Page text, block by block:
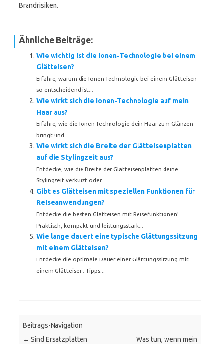
Brandrisiken.
Ähnliche Beiträge:
Wie wichtig ist die Ionen-Technologie bei einem
Glätteisen?
Erfahre, warum die Ionen-Technologie bei einem Glätteisen
so entscheidend ist...
Wie wirkt sich die Ionen-Technologie auf mein
Haar aus?
Erfahre, wie die Ionen-Technologie dein Haar zum Glänzen
bringt und...
Wie wirkt sich die Breite der Glätteisenplatten
auf die Stylingzeit aus?
Entdecke, wie die Breite der Glätteisenplatten deine
Stylingzeit verkürzt oder...
Gibt es Glätteisen mit speziellen Funktionen für
Reiseanwendungen?
Entdecke die besten Glätteisen mit Reisefunktionen!
Praktisch, kompakt und leistungsstark...
Wie lange dauert eine typische Glättungssitzung
mit einem Glätteisen?
Entdecke die optimale Dauer einer Glättungssitzung mit
einem Glätteisen. Tipps...
Beitrags-Navigation
← Sind Ersatzplatten
Was tun, wenn mein